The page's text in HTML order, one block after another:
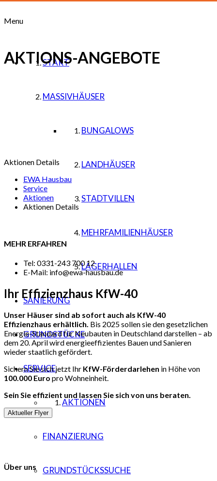
Menu
START
MASSIVHÄUSER
BUNGALOWS
LANDHÄUSER
STADTVILLEN
MEHRFAMILIENHÄUSER
LAGERHALLEN
SANIERUNG
GRUNDSTÜCKE
SERVICE
AKTIONEN
FINANZIERUNG
GRUNDSTÜCKSSUCHE
AKTIONS-ANGEBOTE
Aktionen Details
EWA Hausbau
Service
Aktionen
Aktionen Details
MEHR ERFAHREN
Tel: 0331-243 700 12
E-Mail: info@ewa-hausbau.de
Ihr Effizienzhaus KfW-40
Unser Häuser sind ab sofort auch als KfW-40
Effizienzhaus erhältlich. Bis 2025 sollen sie den gesetzlichen
Energie-Standard für Neubauten in Deutschland darstellen – ab
dem 20. April wird energieeffizientes Bauen und Sanieren
wieder staatlich gefördert.
Sichern Sie sich jetzt Ihr KfW-Förderdarlehen in Höhe von
100.000 Euro pro Wohneinheit.
Sein Sie effizient und lassen Sie sich von uns beraten.
Aktueller Flyer
Über uns